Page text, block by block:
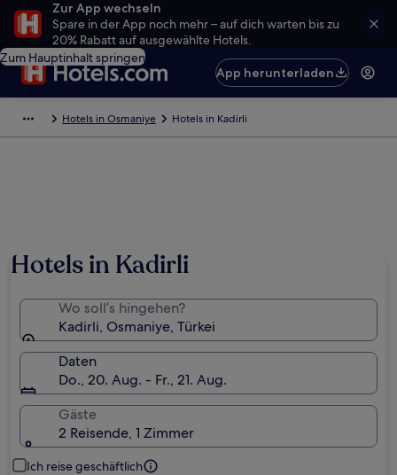
Zur App wechseln
Spare in der App noch mehr – auf dich warten bis zu
20% Rabatt auf ausgewählte Hotels.
Zum Hauptinhalt springen
App herunterladen
Hotels in Osmaniye Hotels in Kadirli
Hotels in Kadirli
Wo soll’s hingehen?
Kadirli, Osmaniye, Türkei
Daten
Do., 20. Aug. - Fr., 21. Aug.
Gäste
2 Reisende, 1 Zimmer
Ich reise geschäftlich